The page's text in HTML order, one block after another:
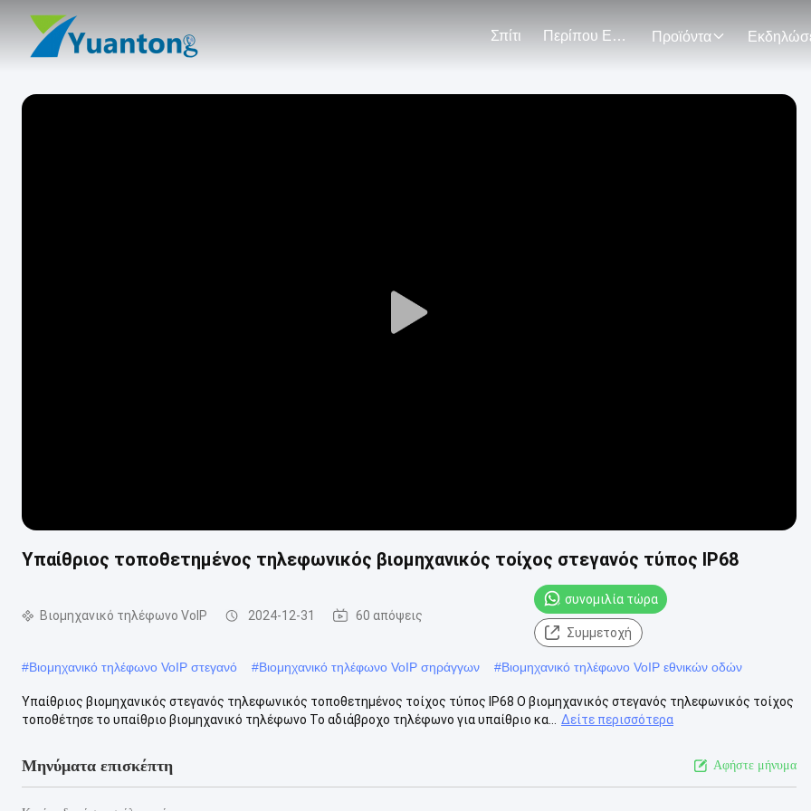
Σπίτι Περίπου Εμείς Προϊόντα
Play
Υπαίθριος τοποθετημένος τηλεφωνικός βιομηχανικός τοίχος στεγανός τύπος IP68
Βιομηχανικό τηλέφωνο VoIP 2024-12-31 60 απόψεις
συνομιλία τώρα
Συμμετοχή
#Βιομηχανικό τηλέφωνο VoIP στεγανό #Βιομηχανικό τηλέφωνο VoIP σηράγγων #Βιομηχανικό τηλέφωνο VoIP εθνικών οδών
Υπαίθριος βιομηχανικός στεγανός τηλεφωνικός τοποθετημένος τοίχος τύπος IP68 Ο βιομηχανικός στεγανός τηλεφωνικός τοίχος
τοποθέτησε το υπαίθριο βιομηχανικό τηλέφωνο Το αδιάβροχο τηλέφωνο για υπαίθριο κα...
Δείτε περισσότερα
Μηνύματα επισκέπτη Αφήστε μήνυμα